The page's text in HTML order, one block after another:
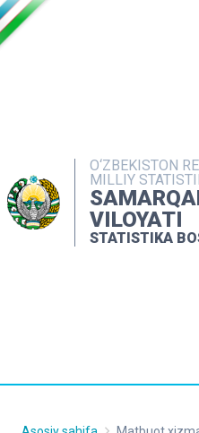
O‘ZBEKISTON
MILLIY
VILOYATI
STATISTIKA